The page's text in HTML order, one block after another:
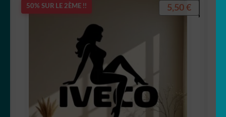
50% SUR LE 2ÈME !! 5,50 €